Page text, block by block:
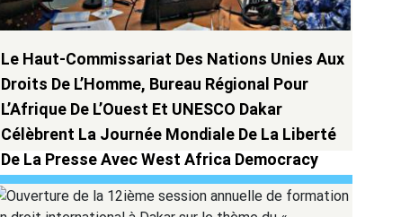
Le Haut-Commissariat Des Nations Unies Aux
Droits De L’Homme, Bureau Régional Pour
L’Afrique De L’Ouest Et UNESCO Dakar
Célèbrent La Journée Mondiale De La Liberté
De La Presse Avec West Africa Democracy
Radio Mettant En Lumière Les Femmes, La
Paix Et La